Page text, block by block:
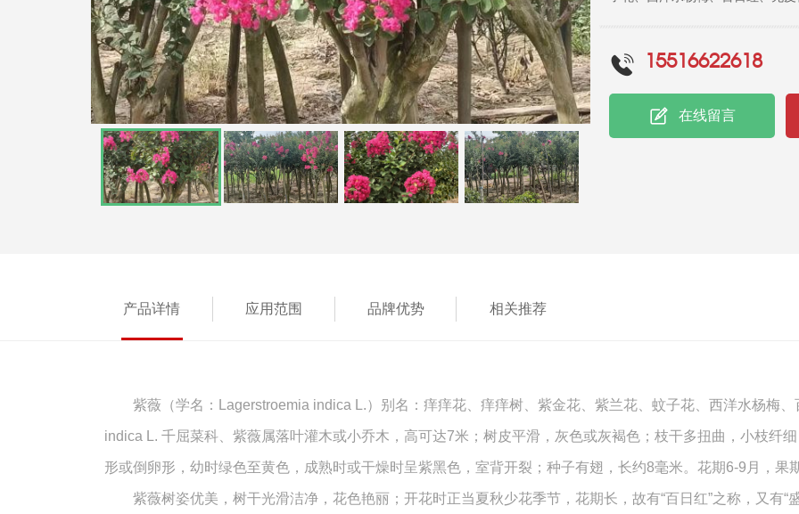
互生或有时对生，纸质，椭圆形
呈紫黑色，室背开裂；种子有
15516622618
在线留言
产品详情 应用范围 品牌优势 相关推荐
紫薇（学名：Lagerstroemia indica L.）别名：痒痒花、痒痒树、紫金花、紫兰花、蚊子花、西洋水杨梅、
indica L. 千屈菜科、紫薇属落叶灌木或小乔木，高可达7米；树皮平滑，灰色或灰褐色；枝干多扭曲，小枝纤
形或倒卵形，幼时绿色至黄色，成熟时或干燥时呈紫黑色，室背开裂；种子有翅，长约8毫米。花期6-9月，果
紫薇树姿优美，树干光滑洁净，花色艳丽；开花时正当夏秋少花季节，花期长，故有“百日红”之称，又有“